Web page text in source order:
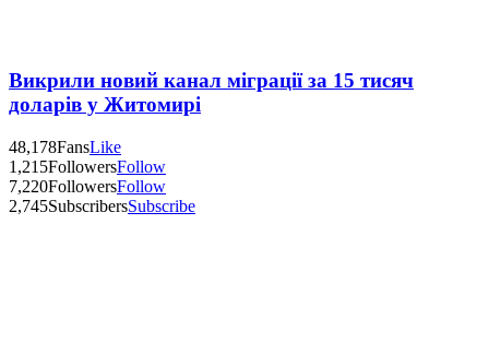
Викрили новий канал міграції за 15 тисяч
доларів у Житомирі
48,178FansLike
1,215FollowersFollow
7,220FollowersFollow
2,745SubscribersSubscribe